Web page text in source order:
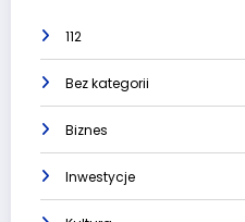
112
Bez kategorii
Biznes
Inwestycje